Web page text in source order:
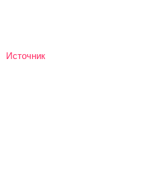
Источник